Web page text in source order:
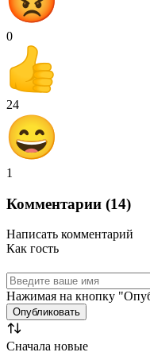
0
24
1
Комментарии (14)
Написать комментарий
Как гость
Нажимая на кнопку
Сначала новые